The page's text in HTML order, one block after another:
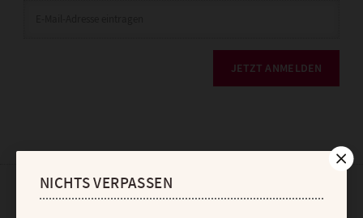
JETZT ANMELDEN
AGB und Widerrufsbelehrung Datenschutz Barrierefreiheit
NICHTS VERPASSEN